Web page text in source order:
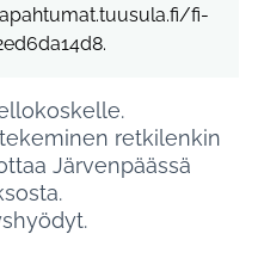
fi-
retkilenkin
Järvenpäässä